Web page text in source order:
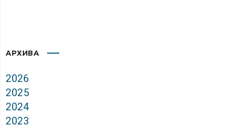
АРХИВА
2026
2025
2024
2023